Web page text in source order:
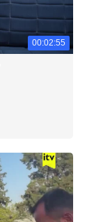
00:02:55